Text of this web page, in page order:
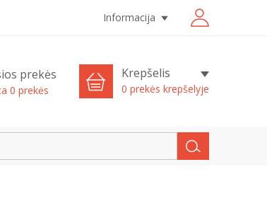
Informacija
prekės
0 prekės
Krepšelis
0 prekės krepšelyje